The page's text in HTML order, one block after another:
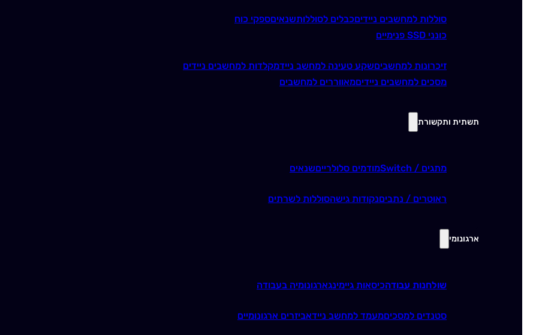
סוללות למחשבים ניידיםכבלים לסוללותשנאיםספקי כוח
כונני SSD פנימיים
זיכרונות למחשביםשקע טעינה למחשב ניידמקלדות למחשבים ניידים
מסכים למחשבים ניידיםמאווררים למחשבים
תשתית ותקשורת
מתגים / Switch מודמים סלולרייםשנאים
ראוטרים / נתביםנקודות גישהסוללות לשרתים
ארגונומי
שולחנות עבודהכיסאות גיימינגארגונומיה בעבודה
סטנדים למסכיםמעמד למחשב ניידאביזרים ארגונומיים